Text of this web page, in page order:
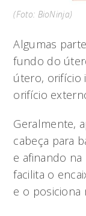
(Foto: BioNinja)
Algumas
fundo do
útero, orifício
orifício
Geralmente,
cabeça para
e afinando
facilita o
e o posiciona